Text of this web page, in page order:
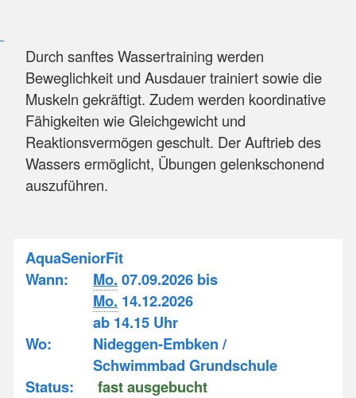
Durch sanftes Wassertraining werden
Beweglichkeit und Ausdauer trainiert sowie die
Muskeln gekräftigt. Zudem werden koordinative
Fähigkeiten wie Gleichgewicht und
Reaktionsvermögen geschult. Der Auftrieb des
Wassers ermöglicht, Übungen gelenkschonend
auszuführen.
AquaSeniorFit
Wann:
Mo. 07.09.2026 bis
Mo. 14.12.2026
ab 14.15 Uhr
Wo:
Nideggen-Embken /
Schwimmbad Grundschule
Status:
fast ausgebucht